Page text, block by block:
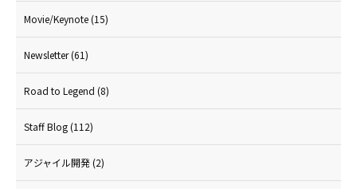
Movie/Keynote(15)
Newsletter(61)
Road to Legend (8)
Staff Blog(112)
アジャイル開発(2)